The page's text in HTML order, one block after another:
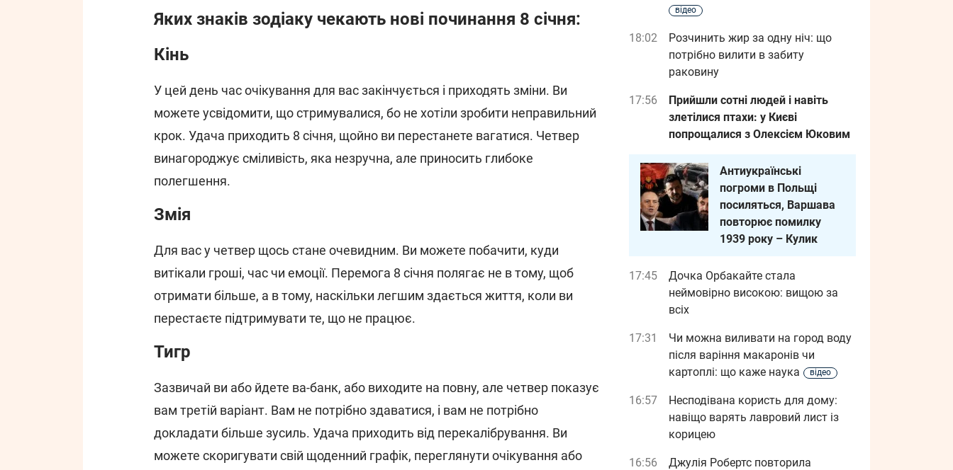
Яких знаків зодіаку чекають нові починання 8 січня:
Кінь
У цей день час очікування для вас закінчується і приходять зміни. Ви
можете усвідомити, що стримувалися, бо не хотіли зробити неправильний
крок. Удача приходить 8 січня, щойно ви перестанете вагатися. Четвер
винагороджує сміливість, яка незручна, але приносить глибоке
полегшення.
Змія
Для вас у четвер щось стане очевидним. Ви можете побачити, куди
витікали гроші, час чи емоції. Перемога 8 січня полягає не в тому, щоб
отримати більше, а в тому, наскільки легшим здається життя, коли ви
перестаєте підтримувати те, що не працює.
Тигр
Зазвичай ви або йдете ва-банк, або виходите на повну, але четвер показує
вам третій варіант. Вам не потрібно здаватися, і вам не потрібно
докладати більше зусиль. Удача приходить від перекалібрування. Ви
можете скоригувати свій щоденний графік, переглянути очікування або
відео
18:02
Розчинить жир за одну ніч: що
потрібно вилити в забиту
раковину
17:56
Прийшли сотні людей і навіть
злетілися птахи: у Києві
попрощалися з Олексієм Юковим
Антиукраїнські
погроми в Польщі
посиляться, Варшава
повторює помилку
1939 року – Кулик
17:45
Дочка Орбакайте стала
неймовірно високою: вищою за
всіх
17:31
Чи можна виливати на город воду
після варіння макаронів чи
картоплі: що каже наука
відео
16:57
Несподівана користь для дому:
навіщо варять лавровий лист із
корицею
16:56
Джулія Робертс повторила